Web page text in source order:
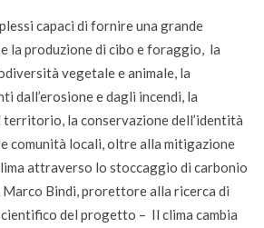
capaci di fornire una grande
la produzione di cibo e foraggio, la
vegetale e animale, la
dall’erosione e dagli incendi, la
la conservazione dell’identità
comunità locali, oltre alla mitigazione
attraverso lo stoccaggio di carbonio
Bindi, prorettore alla ricerca di
del progetto – Il clima cambia